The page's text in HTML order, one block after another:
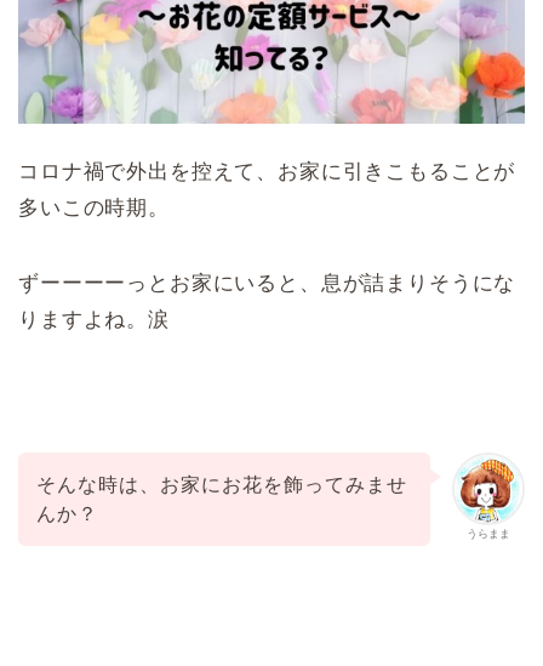
コロナ禍で外出を控えて、お家に引きこもることが
多いこの時期。
ずーーーーっとお家にいると、息が詰まりそうにな
りますよね。涙
うらまま
そんな時は、お家にお花を飾ってみませ
んか？